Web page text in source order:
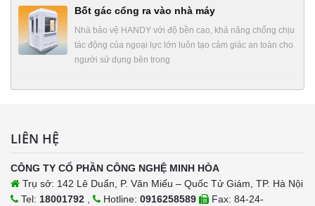
Bốt gác cổng ra vào nhà máy
Nhà bảo vệ HANDY với độ bền cao, khả năng chống chịu
tác động của ngoại lực lớn luôn tạo cảm giác an toàn cho
người sử dụng bên trong
LIÊN HỆ
CÔNG TY CỔ PHẦN CÔNG NGHỆ MINH HÒA
Trụ sở: 142 Lê Duẩn, P. Văn Miếu – Quốc Tử Giám, TP. Hà Nội
Tel: 18001792 , Hotline: 0916258589
Fax: 84-24-